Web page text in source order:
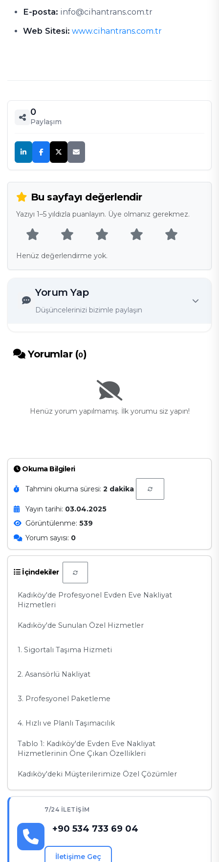
Okuma Bilgileri
Tahmini okuma süresi: 2 dakika
Yayın tarihi: 03.04.2025
Görüntülenme: 539
Yorum sayısı: 0
İçindekiler
Kadıköy'de Profesyonel Evden Eve Nakliyat
Hizmetleri
Kadıköy'de Sunulan Özel Hizmetler
1. Sigortalı Taşıma Hizmeti
2. Asansörlü Nakliyat
3. Profesyonel Paketleme
4. Hızlı ve Planlı Taşımacılık
Tablo 1: Kadıköy'de Evden Eve Nakliyat
Hizmetlerinin Öne Çıkan Özellikleri
Kadıköy'deki Müşterilerimize Özel Çözümler
Tablo 2: Kadıköy’de Cihantrans'ın Sunduğu Ekstra
Avantajlar
Sıkça Sorulan Sorular (SSS)
1. Kadıköy’de ev taşımacılığı ne kadar sürer?
7/24 İLETIŞIM
+90 534 733 69 04
İletişime Geç
E-posta: info@cihantrans.com.tr
Web Sitesi: www.cihantrans.com.tr
0
Paylaşım
Bu sayfayı değerlendir
Yazıyı 1–5 yıldızla puanlayın. Üye olmanız gerekmez.
Henüz değerlendirme yok.
Yorum Yap
Düşüncelerinizi bizimle paylaşın
Yorumlar (0)
Henüz yorum yapılmamış. İlk yorumu siz yapın!